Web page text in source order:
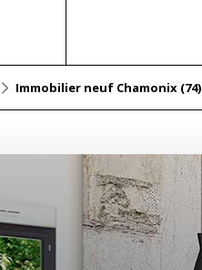
Immobilier neuf Chamonix (74)